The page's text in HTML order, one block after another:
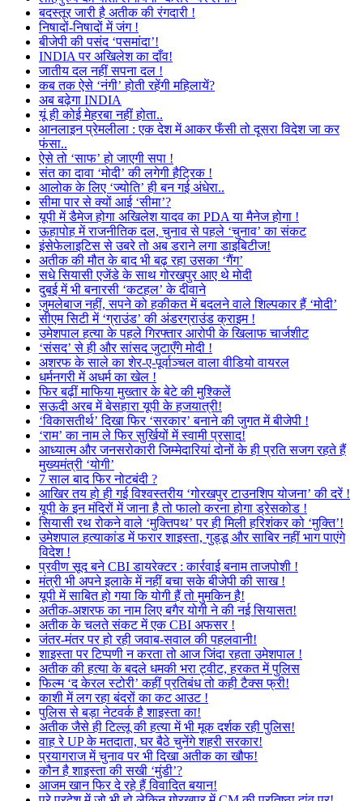
बदस्तूर जारी है अतीक की रंगदारी !
निषादों-निषादों में जंग !
बीजेपी की पसंद ‘पसमांदा’!
INDIA पर अखिलेश का दाँव!
जातीय दल नहीं सपना दल !
कब तक ऐसे ‘नंगी’ होती रहेंगी महिलायें?
अब बढ़ेगा INDIA
यूं ही कोई मेहरबा नहीं होता..
आनलाइन प्रेमलीला : एक देश में आकर फँसी तो दूसरा विदेश जा कर
फंसा..
ऐसे तो ‘साफ’ हो जाएगी सपा !
संत का दावा ‘मोदी’ की लगेगी हैट्रिक !
आलोक के लिए ‘ज्योति’ ही बन गई अंधेरा..
सीमा पार से क्यों आई ‘सीमा’?
यूपी में डैमेज होगा अखिलेश यादव का PDA या मैनेज होगा !
ऊहापोह में राजनीतिक दल, चुनाव से पहले ‘चुनाव’ का संकट
इंसेफेलाइटिस से उबरे तो अब डराने लगा डाइबिटीज!
अतीक की मौत के बाद भी बढ़ रहा उसका ‘गैंग’
सधे सियासी एजेंडे के साथ गोरखपुर आए थे मोदी
दुबई में भी बनारसी ‘कटहल’ के दीवाने
जुमलेबाज नहीं, सपने को हकीकत में बदलने वाले शिल्पकार हैं ‘मोदी’
सीएम सिटी में ‘ग्राउंड’ की अंडरग्राउंड क्राइम !
उमेशपाल हत्या के पहले गिरफ्तार आरोपी के खिलाफ चार्जशीट
‘संसद’ से ही और सांसद जुटाएँगे मोदी !
अशरफ के साले का शेर-ए-पूर्वाञ्चल वाला वीडियो वायरल
धर्मनगरी में अधर्म का खेल !
फिर बढ़ीं माफिया मुख्तार के बेटे की मुश्किलें
सऊदी अरब में बेसहारा यूपी के हजयात्री!
‘विकासतीर्थ’ दिखा फिर ‘सरकार’ बनाने की जुगत में बीजेपी !
‘राम’ का नाम ले फिर सुर्खियों में स्वामी प्रसाद!
आध्यात्म और जनसरोकारी जिम्मेदारियां दोनों के ही प्रति सजग रहते हैं
मुख्यमंत्री ‘योगी’
7 साल बाद फिर नोटबंदी ?
आखिर तय हो ही गई विश्वस्तरीय ‘गोरखपुर टाउनशिप योजना’ की दरें !
यूपी के इन मंदिरों में जाना है तो फालो करना होगा ड्रेसकोड !
सियासी रथ रोकने वाले ‘मुक्तिपथ’ पर ही मिली हरिशंकर को ‘मुक्ति’!
उमेशपाल हत्याकांड में फरार शाइस्ता, गुड्डू और साबिर नहीं भाग पाएंगे
विदेश !
प्रवीण सूद बने CBI डायरेक्टर : कार्रवाई बनाम ताजपोशी !
मंत्री भी अपने इलाके में नहीं बचा सके बीजेपी की साख !
यूपी में साबित हो गया कि योगी हैं तो मुमकिन है!
अतीक-अशरफ का नाम लिए बगैर योगी ने की नई सियासत!
अतीक के चलते संकट में एक CBI अफसर !
जंतर-मंतर पर हो रही जवाब-सवाल की पहलवानी!
शाइस्ता पर टिप्पणी न करता तो आज जिंदा रहता उमेशपाल !
अतीक की हत्या के बदले धमकी भरा ट्वीट, हरकत में पुलिस
फिल्म ‘द केरल स्टोरी’ कहीं प्रतिबंध तो कही टैक्स फ्री!
काशी में लग रहा बंदरों का कट आउट !
पुलिस से बड़ा नेटवर्क है शाइस्ता का!
अतीक जैसे ही टिल्लू की हत्या में भी मूक दर्शक रही पुलिस!
वाह रे UP के मतदाता, घर बैठे चुनेंगे शहरी सरकार!
प्रयागराज में चुनाव पर भी दिखा अतीक का खौफ!
कौन है शाइस्ता की सखी ‘मुंडी’?
आजम खान फिर दे रहे हैं विवादित बयान!